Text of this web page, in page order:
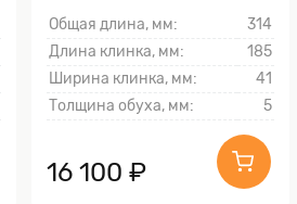
Общая длина, мм:
314
Длина клинка, мм:
185
Ширина клинка, мм:
41
Толщина обуха, мм:
5
16 100 ₽